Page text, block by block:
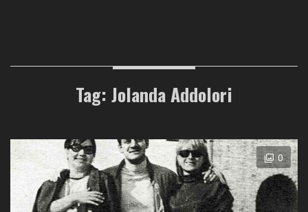
Tag: Jolanda Addolori
0